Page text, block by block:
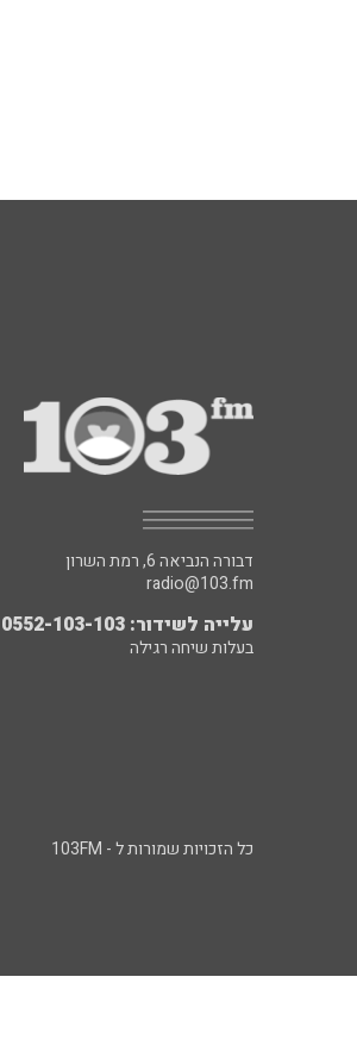
דבורה הנביאה 6, רמת השרון
radio@103.fm
עלייה לשידור: 0552-103-103
בעלות שיחה רגילה
כל הזכויות שמורות ל - 103FM